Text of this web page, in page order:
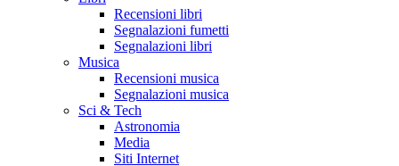
Recensioni libri
Segnalazioni fumetti
Segnalazioni libri
Musica
Recensioni musica
Segnalazioni musica
Sci & Tech
Astronomia
Media
Siti Internet